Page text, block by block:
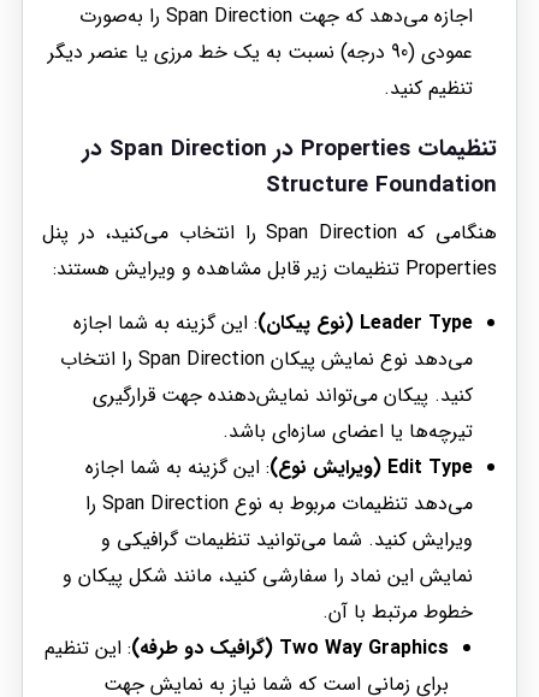
اجازه می‌دهد که جهت Span Direction را به‌صورت
عمودی (90 درجه) نسبت به یک خط مرزی یا عنصر دیگر
تنظیم کنید.
تنظیمات Properties در Span Direction در
Structure Foundation
هنگامی که Span Direction را انتخاب می‌کنید، در پنل
Properties تنظیمات زیر قابل مشاهده و ویرایش هستند:
Leader Type (نوع پیکان)
: این گزینه به شما اجازه
می‌دهد نوع نمایش پیکان Span Direction را انتخاب
کنید. پیکان می‌تواند نمایش‌دهنده جهت قرارگیری
تیرچه‌ها یا اعضای سازه‌ای باشد.
Edit Type (ویرایش نوع)
: این گزینه به شما اجازه
می‌دهد تنظیمات مربوط به نوع Span Direction را
ویرایش کنید. شما می‌توانید تنظیمات گرافیکی و
نمایش این نماد را سفارشی کنید، مانند شکل پیکان و
خطوط مرتبط با آن.
Two Way Graphics (گرافیک دو طرفه)
: این تنظیم
برای زمانی است که شما نیاز به نمایش جهت